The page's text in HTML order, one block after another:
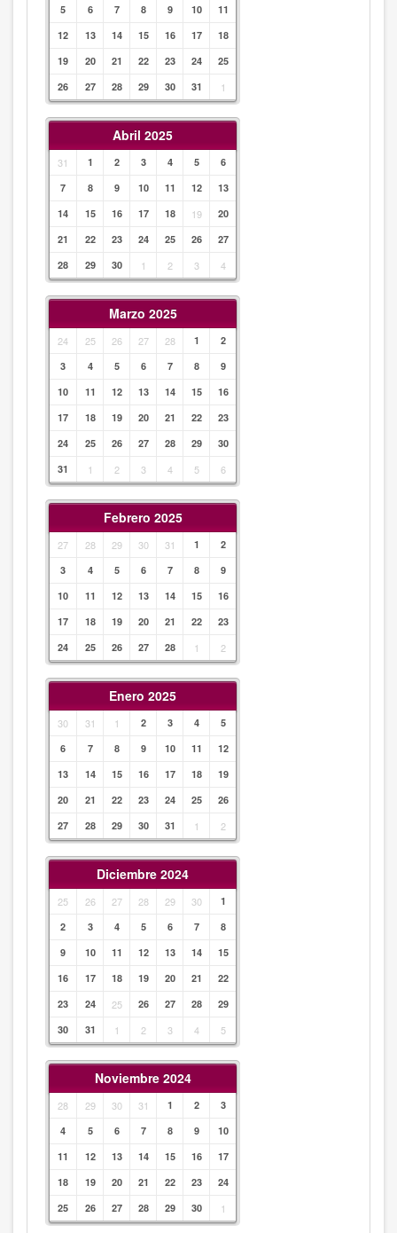
5 6 7 8 9 10
11
12
13 14 15 16 17
18
19
20 21 22 23 24
25
26
27 28 29 30 31 1
Abril 2025
31 1 2 3 4 5
6
7
8 9 10 11 12
13
14
15 16 17 18 19
20
21
22 23 24 25 26
27
28
29 30 1 2 3 4
Marzo 2025
24 25 26 27 28 1
2
3
4 5 6 7 8
9
10
11 12 13 14 15
16
17
18 19 20 21 22
23
24
25 26 27 28 29
30
31
1 2 3 4 5 6
Febrero 2025
27 28 29 30 31 1
2
3
4 5 6 7 8
9
10
11 12 13 14 15
16
17
18 19 20 21 22
23
24
25 26 27 28 1 2
Enero 2025
30 31 1 2 3 4
5
6
7 8 9 10 11
12
13
14 15 16 17 18
19
20
21 22 23 24 25
26
27
28 29 30 31 1 2
Diciembre 2024
25 26 27 28 29 30
1
2
3 4 5 6 7
8
9
10 11 12 13 14
15
16
17 18 19 20 21
22
23
24 25 26 27 28
29
30
31 1 2 3 4 5
Noviembre 2024
28 29 30 31 1 2
3
4
5 6 7 8 9
10
11
12 13 14 15 16
17
18
19 20 21 22 23
24
25
26 27 28 29 30 1